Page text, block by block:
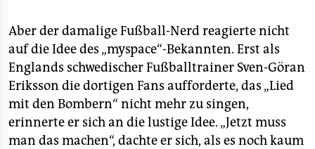
Aber der damalige Fußball-Nerd reagierte nicht
auf die Idee des „myspace“-Bekannten. Erst als
Englands schwedischer Fußballtrainer Sven-Göran
Eriksson die dortigen Fans aufforderte, das „Lied
mit den Bombern“ nicht mehr zu singen,
erinnerte er sich an die lustige Idee. „Jetzt muss
man das machen“, dachte er sich, als es noch kaum